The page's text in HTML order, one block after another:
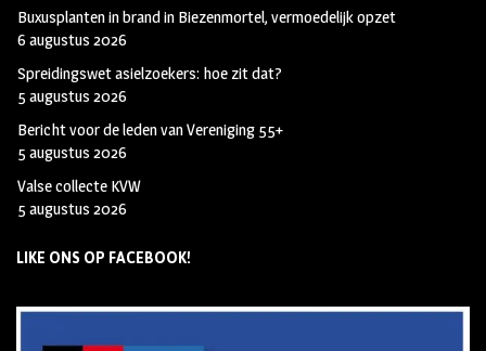
Buxusplanten in brand in Biezenmortel, vermoedelijk opzet
6 augustus 2026
Spreidingswet asielzoekers: hoe zit dat?
5 augustus 2026
Bericht voor de leden van Vereniging 55+
5 augustus 2026
Valse collecte KVW
5 augustus 2026
LIKE ONS OP FACEBOOK!